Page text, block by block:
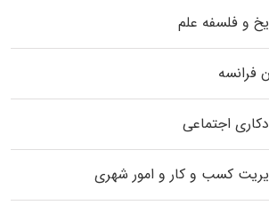
و فلسفه علم
فرانسه
اجتماعی
کسب و کار و امور شهری